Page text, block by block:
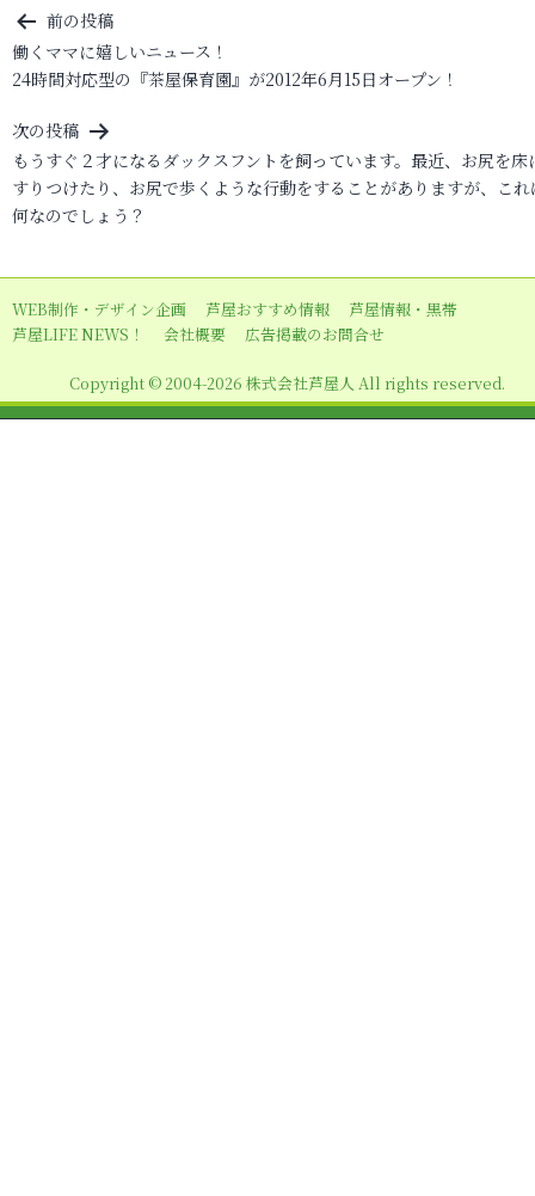
投
稿
ナ
ビ
ゲ
ー
ョ
ン
前の投稿
働くママに嬉しいニュース！
24時間対応型の『茶屋保育園』が2012年6月15日オープン！
次の投稿
もうすぐ２才になるダックスフントを飼っています。最近、お尻を床
すりつけたり、お尻で歩くような行動をすることがありますが、これ
何なのでしょう？
WEB制作・デザイン企画 芦屋おすすめ情報
芦屋情報・黒帯
芦屋LIFE NEWS！
会社概要 広告掲載のお問合せ
Copyright © 2004-2026 株式会社芦屋人 All rights reserved.